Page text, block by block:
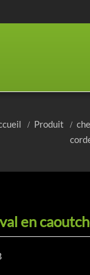
Produit
en